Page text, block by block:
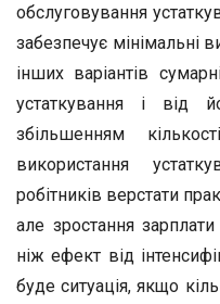
обслуговування
забезпечує мінімальні
інших варіантів
устаткування і від
збільшенням
використання
робітників верстати
але зростання
ніж ефект від
буде ситуація, якщо